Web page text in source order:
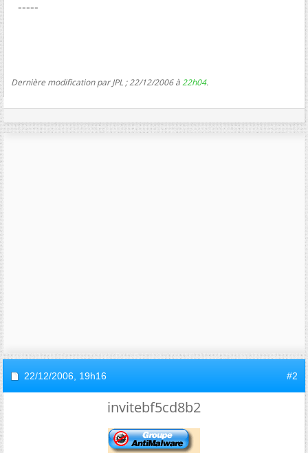
-----
Dernière modification par JPL ; 22/12/2006 à22h04.
22/12/2006, 19h16 #2
invitebf5cd8b2